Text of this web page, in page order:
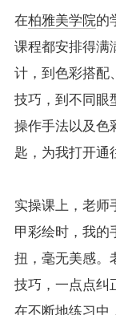
在柏雅美学院的
课程都安排得满
计，到色彩搭配
技巧，到不同眼
操作手法以及色
匙，为我打开通
实操课上，老师
甲彩绘时，我的
扭，毫无美感。
技巧，一点点纠
在不断地练习中